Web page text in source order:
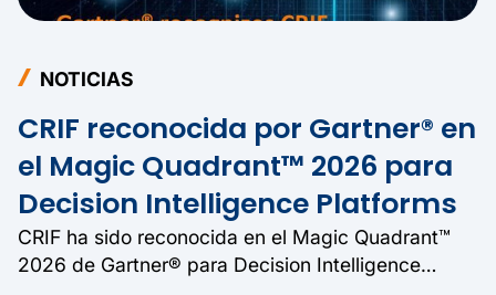
NOTICIAS
CRIF reconocida por Gartner® en
el Magic Quadrant™ 2026 para
Decision Intelligence Platforms
CRIF ha sido reconocida en el Magic Quadrant™
2026 de Gartner® para Decision Intelligence